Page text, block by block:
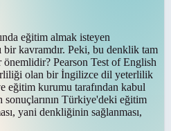
eğitim almak isteyen
bir kavramdır. Peki, bu denklik tam
Pearson Test of English
olan bir İngilizce dil yeterlilik
eğitim kurumu tarafından kabul
sonuçlarının Türkiye'deki eğitim
yani denkliğinin sağlanması,